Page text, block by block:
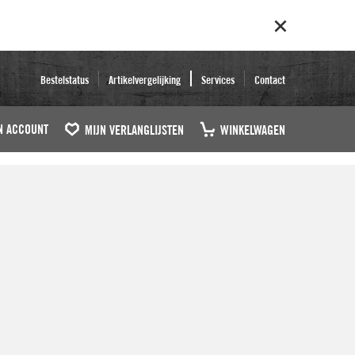
Bestelstatus Artikelvergelijking Services Contact
ACCOUNT MIJN VERLANGLIJSTEN WINKELWAGEN